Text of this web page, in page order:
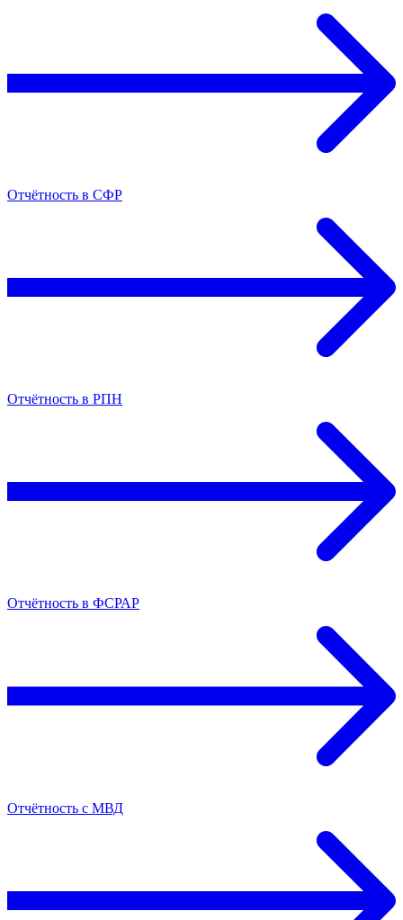
Отчётность в СФР
Отчётность в РПН
Отчётность в ФСРАР
Отчётность с МВД